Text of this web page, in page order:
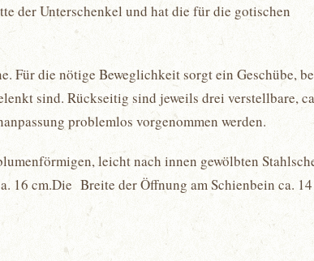
der Unterschenkel und hat die für die gotischen
Für die nötige Beweglichkeit sorgt ein Geschübe,
sind. Rückseitig sind jeweils drei verstellbare,
problemlos vorgenommen werden.
leicht nach innen gewölbten
16 cm.Die Breite der Öffnung am Schienbein ca.